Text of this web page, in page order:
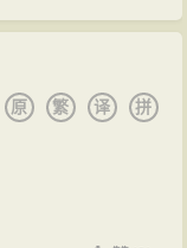
拼
译
繁
原